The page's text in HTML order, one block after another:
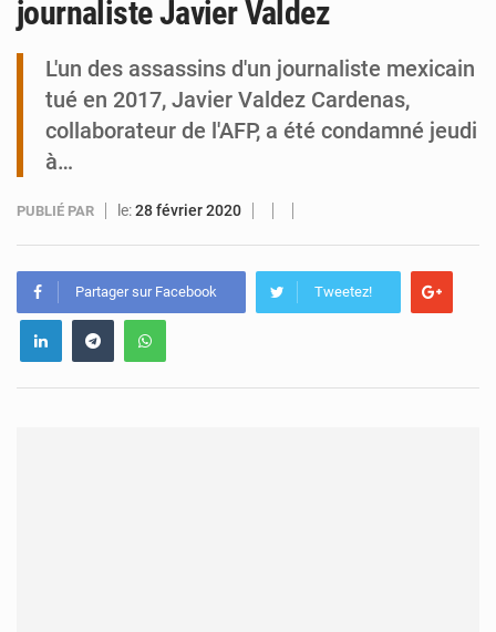
journaliste Javier Valdez
L'un des assassins d'un journaliste mexicain
tué en 2017, Javier Valdez Cardenas,
collaborateur de l'AFP, a été condamné jeudi
à…
PUBLIÉ PAR le:28 février 2020
Partager sur Facebook Tweetez!